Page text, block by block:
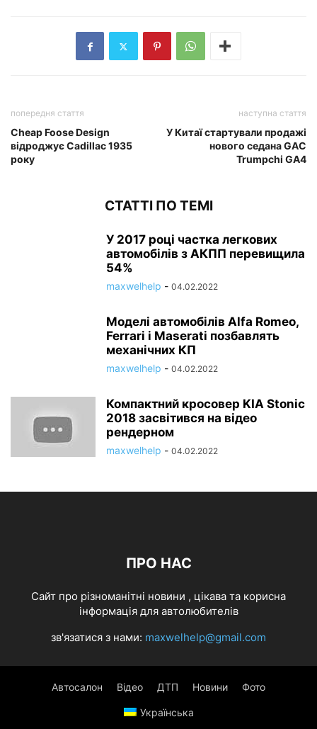
попередня стаття
Cheap Foose Design
відроджує Cadillac 1935
року
наступна стаття
У Китаї стартували продажі
нового седана GAC
Trumpchi GA4
СТАТТІ ПО ТЕМІ
У 2017 році частка легкових
автомобілів з АКПП перевищила
54%
maxwelhelp - 04.02.2022
Моделі автомобілів Alfa Romeo,
Ferrari і Maserati позбавлять
механічних КП
maxwelhelp - 04.02.2022
Компактний кросовер KIA Stonic
2018 засвітився на відео
рендерном
maxwelhelp - 04.02.2022
ПРО НАС
Cайт про різноманітні новини , цікава та корисна
інформація для автолюбителів
зв'язатися з нами: maxwelhelp@gmail.com
Автосалон Відео ДТП Новини Фото
Українська